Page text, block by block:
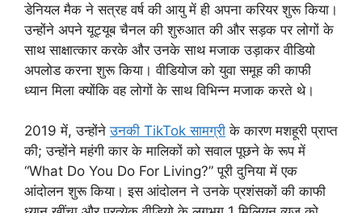
डेनियल मैक ने सत्रह वर्ष की आयु में ही अपना करियर शुरू किया।
उन्होंने अपने यूट्यूब चैनल की शुरुआत की और सड़क पर लोगों के
साथ साक्षात्कार करके और उनके साथ मजाक उड़ाकर वीडियो
अपलोड करना शुरू किया। वीडियोज को युवा समूह की काफी
ध्यान मिला क्योंकि वह लोगों के साथ विभिन्न मजाक करते थे।
2019 में, उन्होंनेउनकी TikTok सामग्री के कारण मशहूरी प्राप्त
की; उन्होंने महंगी कार के मालिकों को सवाल पूछने के रूप में
“What Do You Do For Living?” पूरी दुनिया में एक
आंदोलन शुरू किया। इस आंदोलन ने उनके प्रशंसकों की काफी